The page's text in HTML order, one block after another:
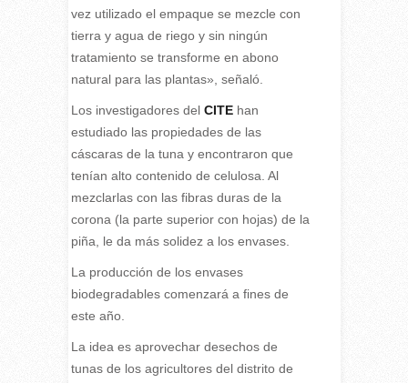
vez utilizado el empaque se mezcle con
tierra y agua de riego y sin ningún
tratamiento se transforme en abono
natural para las plantas», señaló.
Los investigadores del CITEhan
estudiado las propiedades de las
cáscaras de la tuna y encontraron que
tenían alto contenido de celulosa. Al
mezclarlas con las fibras duras de la
corona (la parte superior con hojas) de la
piña, le da más solidez a los envases.
La producción de los envases
biodegradables comenzará a fines de
este año.
La idea es aprovechar desechos de
tunas de los agricultores del distrito de